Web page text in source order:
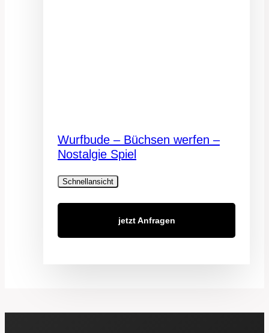
Wurfbude – Büchsen werfen –
Nostalgie Spiel
Schnellansicht
jetzt Anfragen